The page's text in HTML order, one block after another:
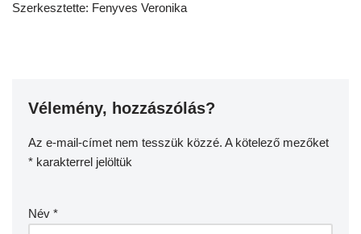
Szerkesztette: Fenyves Veronika
Vélemény, hozzászólás?
Az e-mail-címet nem tesszük közzé. A kötelező mezőket
* karakterrel jelöltük
Név *